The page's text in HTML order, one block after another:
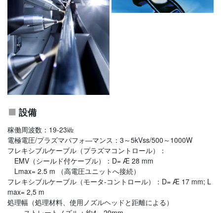
設備
稼働周波数：19-23㎑
電極電圧/プラズマパフォ―マンス：3～5kVss/500～1000W
フレキシブルケーブル（プラズマコントロール）：
EMV（シールド付ケーブル）：D= Æ 28 mm
Lmax= 2.5 m （高電圧ユニットへ接続）
フレキシブルケーブル（モータ-コントロール）：D= Æ 17 mm; L
max= 2,5 m
処理幅（処理材料、使用ノズルヘッドと距離による）